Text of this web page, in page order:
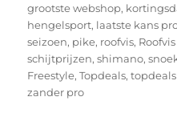
grootste webshop,
hengelsport, laatste kans
seizoen, pike, roofvis,
schijtprijzen,shimano,
Freestyle,Topdeals,
zander pro